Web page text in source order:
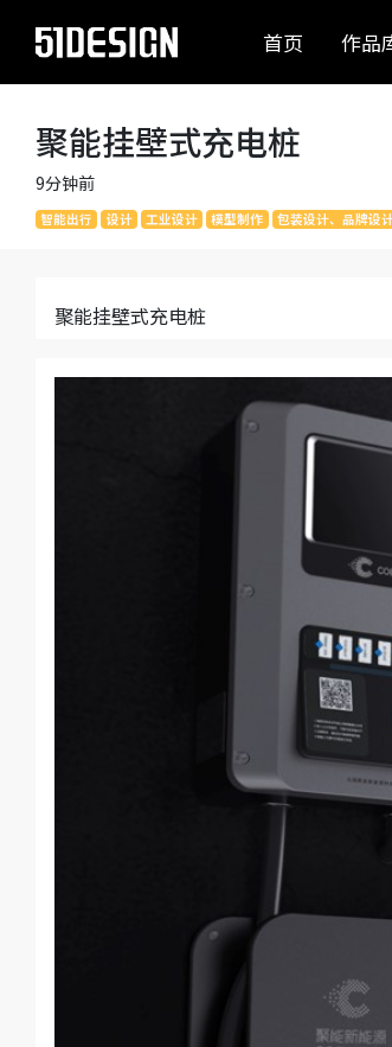
首页 作品
聚能挂壁式充电桩
9分钟前
智能出行 设计 工业设计 模型制作 包装设计、品牌设
聚能挂壁式充电桩